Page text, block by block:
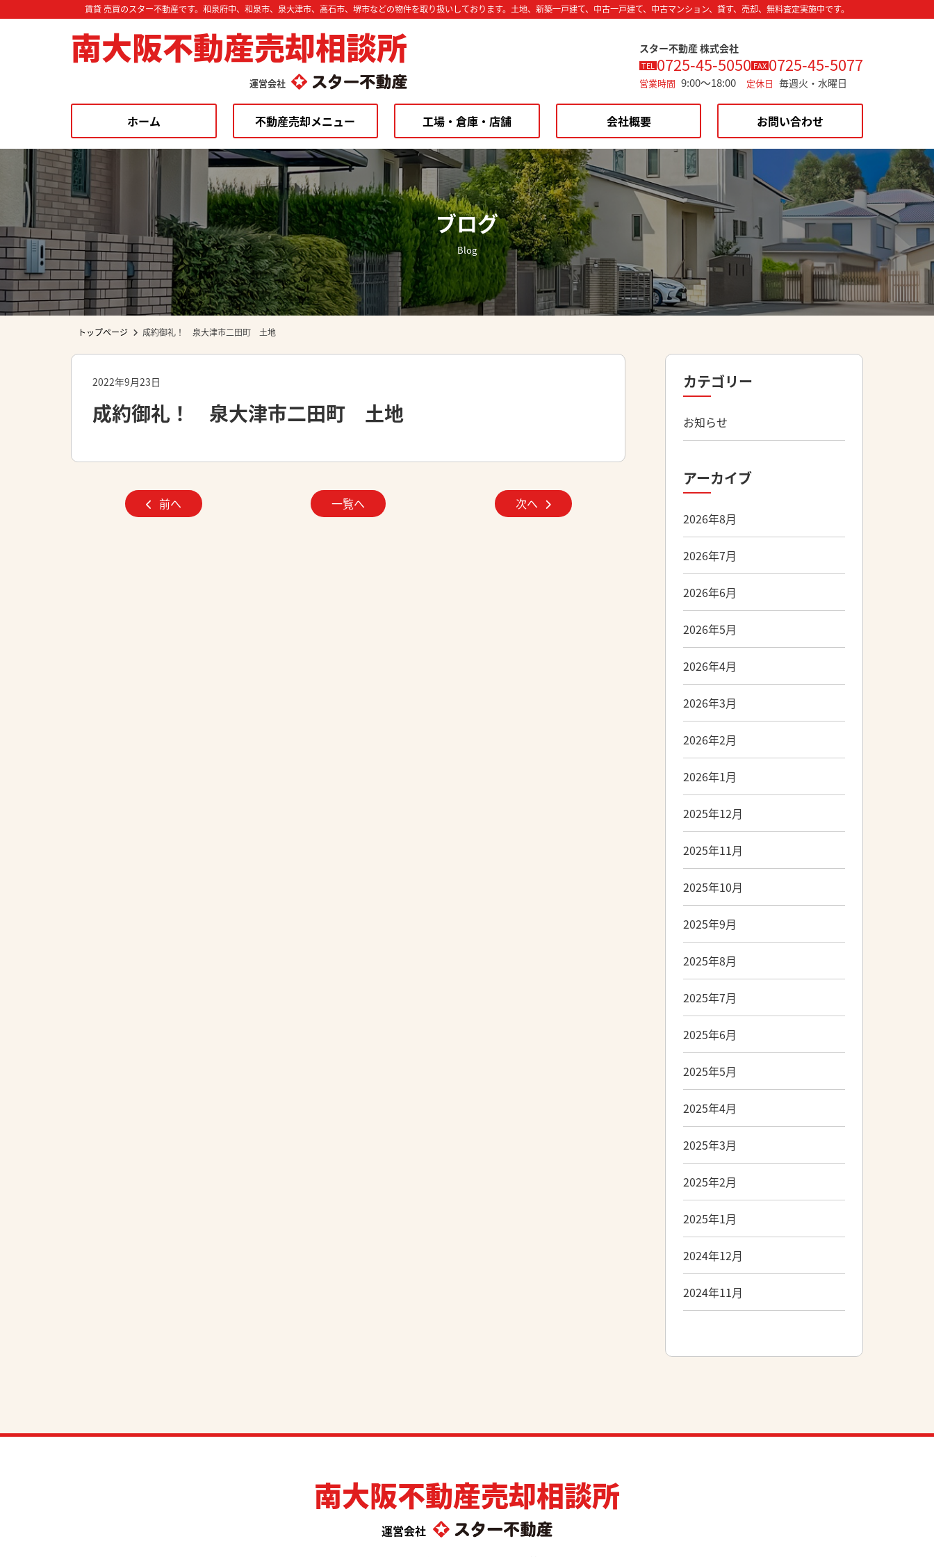
賃貸 売買のスター不動産です。和泉府中、和泉市、泉大津市、高石市、堺市などの物件を取り扱いしております。土地、新築一戸建て、中古一戸建て、中古マンション、貸す、売却、無料査定実施中です。
南大阪不動産売却相談所
運営会社
スター不動産 株式会社
TEL 0725-45-5050 FAX 0725-45-5077
営業時間 9:00～18:00 定休日 毎週火・水曜日
ホーム 不動産売却メニュー 工場・倉庫・店舗 会社概要 お問い合わせ
ブログ
Blog
トップページ 成約御礼！ 泉大津市二田町 土地
2022年9月23日
成約御礼！ 泉大津市二田町 土地
前へ 一覧へ 次へ
カテゴリー
お知らせ
アーカイブ
2026年8月
2026年7月
2026年6月
2026年5月
2026年4月
2026年3月
2026年2月
2026年1月
2025年12月
2025年11月
2025年10月
2025年9月
2025年8月
2025年7月
2025年6月
2025年5月
2025年4月
2025年3月
2025年2月
2025年1月
2024年12月
2024年11月
南大阪不動産売却相談所
運営会社